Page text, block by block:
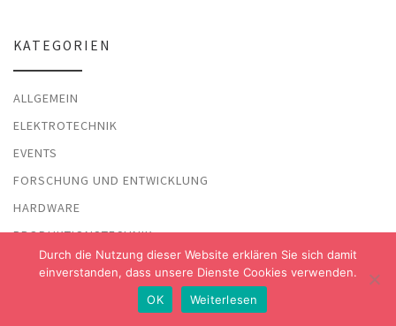
KATEGORIEN
ALLGEMEIN
ELEKTROTECHNIK
EVENTS
FORSCHUNG UND ENTWICKLUNG
HARDWARE
PRODUKTIONSTECHNIK
SHORTNEWS
Durch die Nutzung dieser Website erklären Sie sich damit
einverstanden, dass unsere Dienste Cookies verwenden.
OK
Weiterlesen